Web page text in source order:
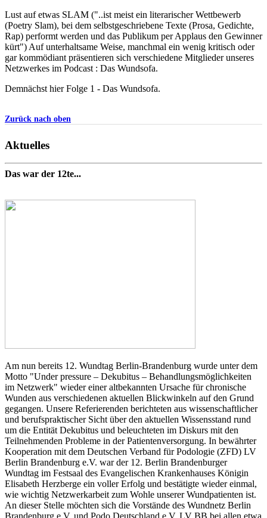
Lust auf etwas SLAM ("..ist meist ein literarischer Wettbewerb
(Poetry Slam), bei dem selbstgeschriebene Texte (Prosa, Gedichte,
Rap) performt werden und das Publikum per Applaus den Gewinner
kürt") Auf unterhaltsame Weise, manchmal ein wenig kritisch oder
gar kommödiant präsentieren sich verschiedene Mitglieder unseres
Netzwerkes im Podcast : Das Wundsofa.
Demnächst hier Folge 1 - Das Wundsofa.
Zurück nach oben
Aktuelles
Das war der 12te...
Am nun bereits 12. Wundtag Berlin-Brandenburg wurde unter dem
Motto "Under pressure – Dekubitus – Behandlungsmöglichkeiten
im Netzwerk" wieder einer altbekannten Ursache für chronische
Wunden aus verschiedenen aktuellen Blickwinkeln auf den Grund
gegangen. Unsere Referierenden berichteten aus wissenschaftlicher
und berufspraktischer Sicht über den aktuellen Wissensstand rund
um die Entität Dekubitus und beleuchteten im Diskurs mit den
Teilnehmenden Probleme in der Patientenversorgung. In bewährter
Kooperation mit dem Deutschen Verband für Podologie (ZFD) LV
Berlin Brandenburg e.V. war der 12. Berlin Brandenburger
Wundtag im Festsaal des Evangelischen Krankenhauses Königin
Elisabeth Herzberge ein voller Erfolg und bestätigte wieder einmal,
wie wichtig Netzwerkarbeit zum Wohle unserer Wundpatienten ist.
An dieser Stelle möchten sich die Vorstände des Wundnetz Berlin